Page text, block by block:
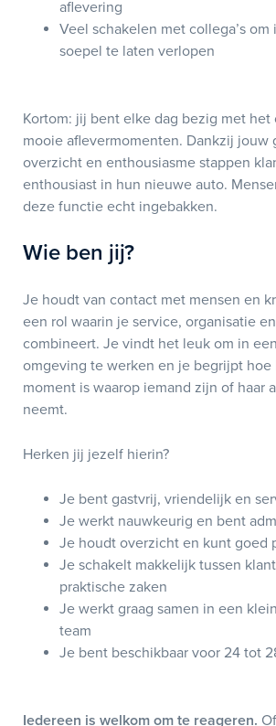
aflevering
Veel schakelen met collega’s
soepel te laten verlopen
Kortom: jij bent elke dag bezig met het
mooie aflevermomenten. Dankzij jouw
overzicht en enthousiasme stappen
enthousiast in hun nieuwe auto.
deze functie echt ingebakken.
Wie ben jij?
Je houdt van contact met mensen en
een rol waarin je service, organisatie
combineert. Je vindt het leuk om in
omgeving te werken en je begrijpt
moment is waarop iemand zijn of haar
neemt.
Herken jij jezelf hierin?
Je bent gastvrij, vriendelijk en
Je werkt nauwkeurig en bent
Je houdt overzicht en kunt goed
Je schakelt makkelijk tussen
praktische zaken
Je werkt graag samen in een
team
Je bent beschikbaar voor 24 tot
Iedereen is welkom om te reageren.